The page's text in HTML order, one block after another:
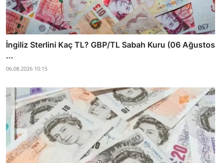
İngiliz Sterlini Kaç TL? GBP/TL Sabah Kuru (06 Ağustos
...
06.08.2026 10:15